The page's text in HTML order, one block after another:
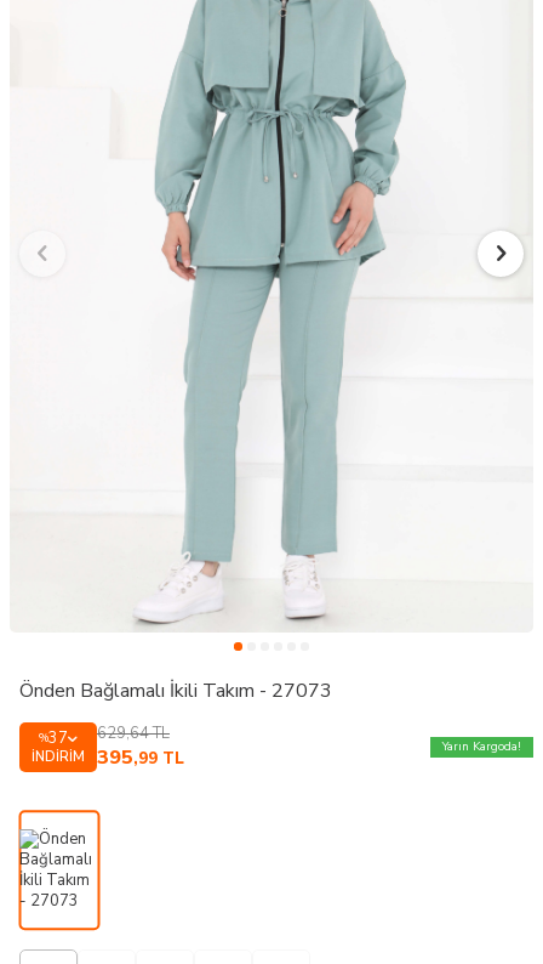
Önden Bağlamalı İkili Takım - 27073
%37
İNDIRIM
629,64TL
395,99 TL
Yarın Kargoda!